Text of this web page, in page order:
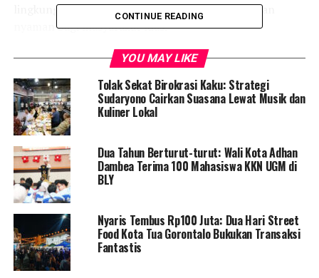
lingkungan perkotaan yang lebih rapi, tertata, dan
nyaman bagi masyarakat luas.
“Ini murni dalam rangka menjaga keindahan dan tata
ruang kota. Bangunan yang mengganggu fungsi fasilitas
umum harus segera dibongkar karena merusak tatanan,”
tegas Adhan di sela-sela kegiatan penertiban.
Ia memaparkan, sebelum alat berat dan petugas
diturunkan, Pemkot Gorontalo sejatinya telah
mengedepankan pendekatan persuasif. Pemerintah
sudah berulang kali mengundang pihak-pihak terkait
melakukan pembongkaran lapak secara mandiri telah
diberikan, namun sayangnya peringatan tersebut
diabaikan.
CONTINUE READING
YOU MAY LIKE
Tolak Sekat Birokrasi Kaku: Strategi
Sudaryono Cairkan Suasana Lewat Musik dan
Kuliner Lokal
Dua Tahun Berturut-turut: Wali Kota Adhan
Dambea Terima 100 Mahasiswa KKN UGM di
BLY
Nyaris Tembus Rp100 Juta: Dua Hari Street
Food Kota Tua Gorontalo Bukukan Transaksi
Fantastis